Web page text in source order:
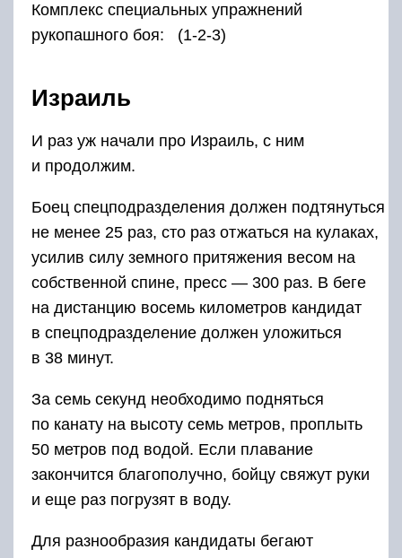
Комплекс специальных упражнений
рукопашного боя: (1-2-3)
Израиль
И раз уж начали про Израиль, с ним
и продолжим.
Боец спецподразделения должен подтянуться
не менее 25 раз, сто раз отжаться на кулаках,
усилив силу земного притяжения весом на
собственной спине, пресс — 300 раз. В беге
на дистанцию восемь километров кандидат
в спецподразделение должен уложиться
в 38 минут.
За семь секунд необходимо подняться
по канату на высоту семь метров, проплыть
50 метров под водой. Если плавание
закончится благополучно, бойцу свяжут руки
и еще раз погрузят в воду.
Для разнообразия кандидаты бегают